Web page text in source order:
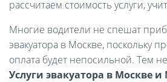
рассчитаем стоимость услуги,
Многие водители не спешат
эвакуатора в Москве, поскольку
оплата будет непосильной. Тем
Услуги эвакуатора в Москве